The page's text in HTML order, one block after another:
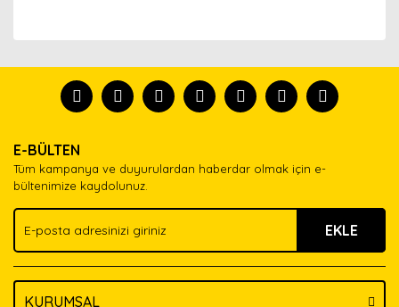
tanısın.
formunu kullanarak tarafımıza iletebilirsiniz.
Görüş ve önerileriniz için teşekkür ederiz.
Ürün açıklamasında eksik bilgiler bulunuyor.
Ürün bilgilerinde hatalar bulunuyor.
Ürün fiyatı diğer sitelerden daha pahalı.
Bu ürüne benzer farklı alternatifler olmalı.
E-BÜLTEN
Tüm kampanya ve duyurulardan haberdar olmak için e-
bültenimize kaydolunuz.
EKLE
KURUMSAL